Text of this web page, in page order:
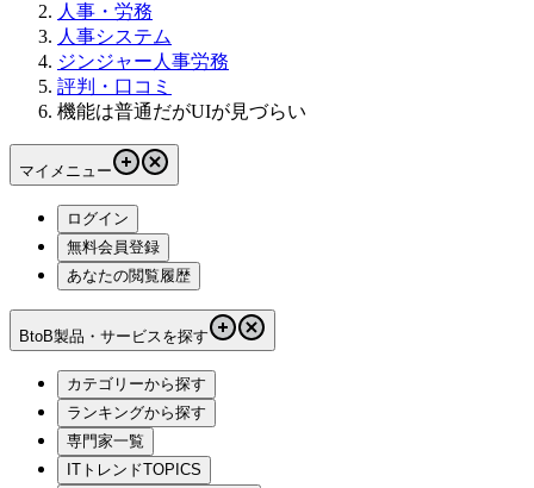
人事・労務
人事システム
ジンジャー人事労務
評判・口コミ
機能は普通だがUIが見づらい
マイメニュー
ログイン
無料会員登録
あなたの閲覧履歴
BtoB製品・サービスを探す
カテゴリーから探す
ランキングから探す
専門家一覧
ITトレンドTOPICS